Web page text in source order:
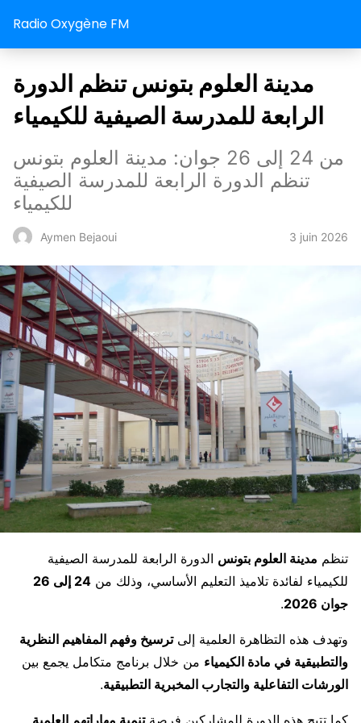
Radio Oxygène FM
مدينة العلوم بتونس تنظم الدورة
الرابعة للمدرسة الصيفية للكيمياء
من 24 إلى 26 جوان: مدينة العلوم بتونس
تنظم الدورة الرابعة للمدرسة الصيفية
للكيمياء
Aymen Bejaoui 3 juin 2026
تنظم مدينة العلوم بتونس الدورة الرابعة للمدرسة الصيفية
للكيمياء لفائدة تلاميذ التعليم الأساسي، وذلك من
24 إلى 26
جوان 2026
.
وتهدف هذه التظاهرة العلمية إلىترسيخ وفهم المفاهيم النظرية
والتطبيقية في مادة الكيمياء من خلال برنامج متكامل يجمع بين
الورشات التفاعلية والتجارب المخبرية التطبيقية.